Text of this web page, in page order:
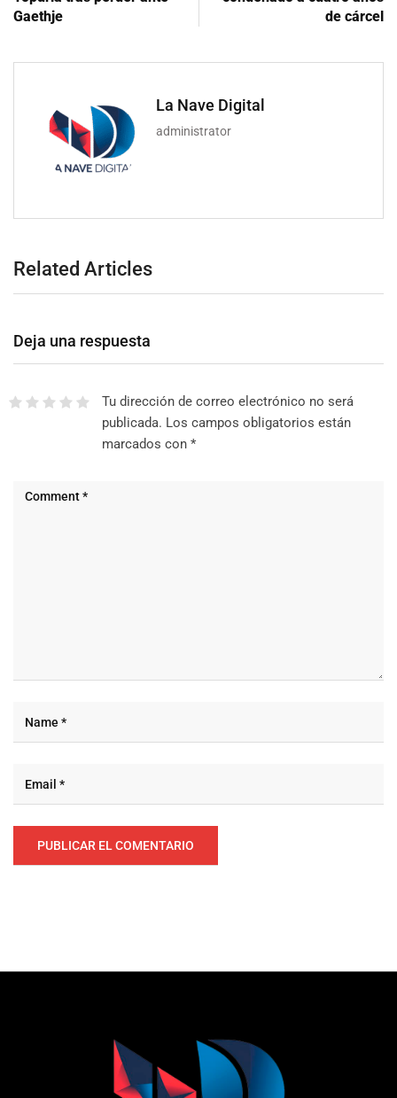
Gaethje
de cárcel
La Nave Digital
administrator
Related Articles
Deja una respuesta
Tu dirección de correo electrónico no será
publicada. Los campos obligatorios están
marcados con *